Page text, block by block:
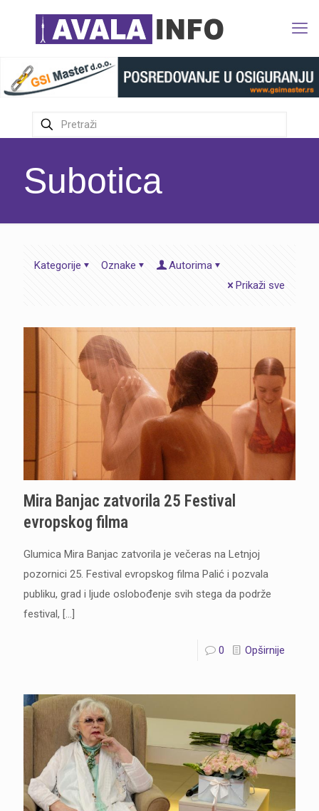
Subotica
Kategorije Oznake
Autorima
Prikaži sve
Mira Banjac zatvorila 25 Festival
evropskog filma
Glumica Mira Banjac zatvorila je večeras na Letnjoj
pozornici 25. Festival evropskog filma Palić i pozvala
publiku, grad i ljude oslobođenje svih stega da podrže
festival, […]
0 Opširnije